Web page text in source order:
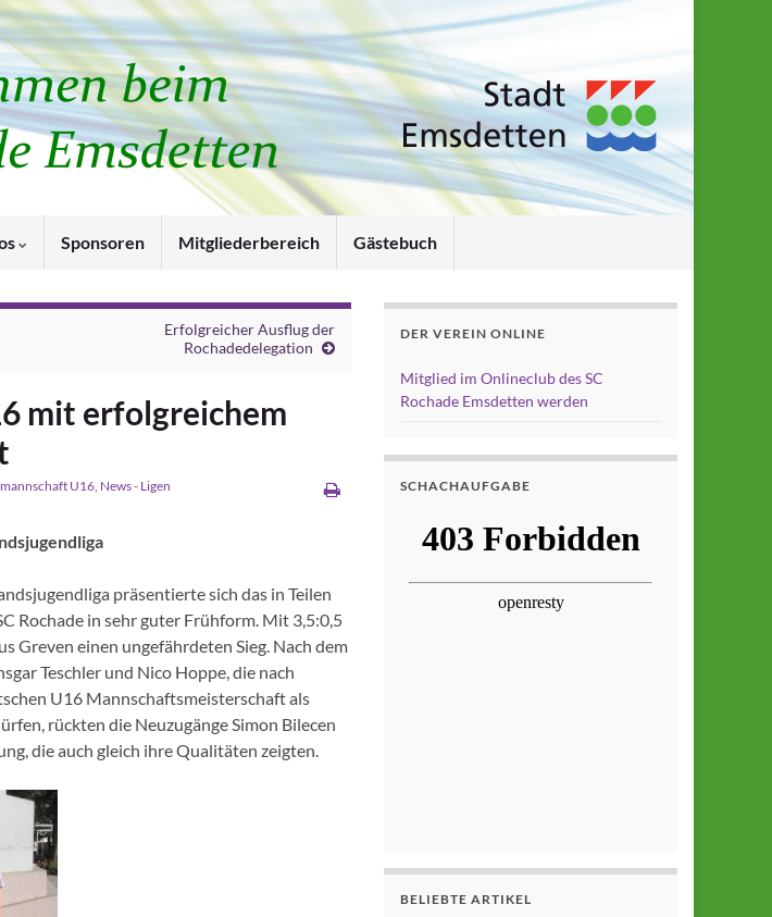
Sponsoren Mitgliederbereich Gästebuch
Erfolgreicher Ausflug der
Rochadedelegation
mit erfolgreichem
U16, News - Ligen
präsentierte sich das in Teilen
Rochade in sehr guter Frühform. Mit 3,5:0,5
Greven einen ungefährdeten Sieg. Nach dem
Teschler und Nico Hoppe, die nach
U16 Mannschaftsmeisterschaft als
rückten die Neuzugänge Simon Bilecen
die auch gleich ihre Qualitäten zeigten.
DER VEREIN ONLINE
Mitglied im Onlineclub des SC
Rochade Emsdetten werden
SCHACHAUFGABE
BELIEBTE ARTIKEL